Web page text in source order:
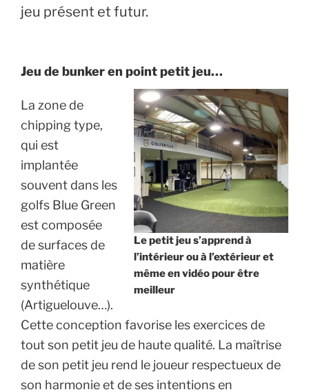
jeu présent et futur.
Jeu de bunker en point petit jeu…
Le petit jeu s’apprend à
l’intérieur ou à l’extérieur et
même en vidéo pour être
meilleur
La zone de
chipping type,
qui est
implantée
souvent dans les
golfs Blue Green
est composée
de surfaces de
matière
synthétique
(Artiguelouve…).
Cette conception favorise les exercices de
tout son petit jeu de haute qualité. La maîtrise
de son petit jeu rend le joueur respectueux de
son harmonie et de ses intentions en